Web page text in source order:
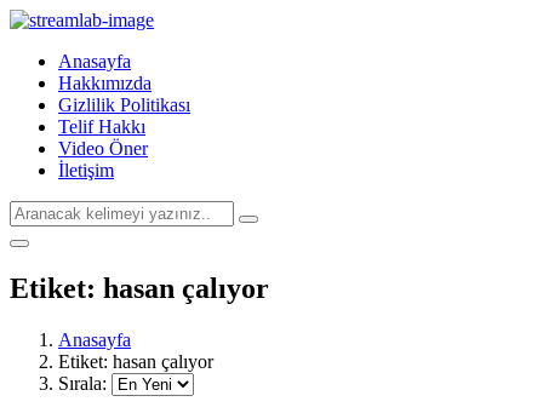
Anasayfa
Hakkımızda
Gizlilik Politikası
Telif Hakkı
Video Öner
İletişim
Etiket: hasan çalıyor
Anasayfa
Etiket: hasan çalıyor
Sırala: